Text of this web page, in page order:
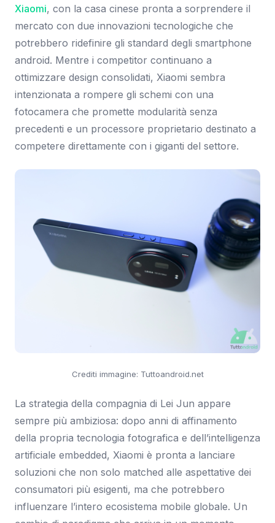
Xiaomi, con la casa cinese pronta a sorprendere il
mercato con due innovazioni tecnologiche che
potrebbero ridefinire gli standard degli smartphone
android. Mentre i competitor continuano a
ottimizzare design consolidati, Xiaomi sembra
intenzionata a rompere gli schemi con una
fotocamera che promette modularità senza
precedenti e un processore proprietario destinato a
competere direttamente con i giganti del settore.
Crediti immagine: Tuttoandroid.net
La strategia della compagnia di Lei Jun appare
sempre più ambiziosa: dopo anni di affinamento
della propria tecnologia fotografica e dell’intelligenza
artificiale embedded, Xiaomi è pronta a lanciare
soluzioni che non solo matched alle aspettative dei
consumatori più esigenti, ma che potrebbero
influenzare l’intero ecosistema mobile globale. Un